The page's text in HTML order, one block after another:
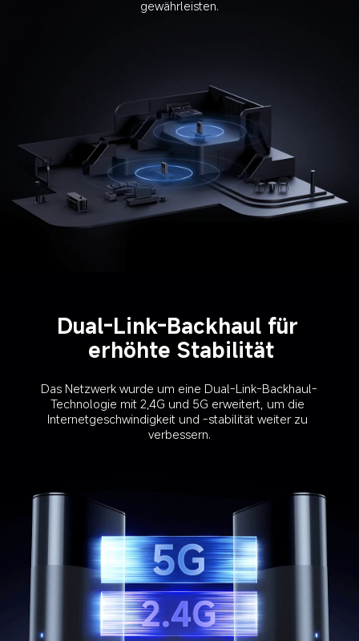
Dual-Link-Backhaul für
erhöhte Stabilität
Das Netzwerk wurde um eine Dual-Link-Backhaul-
Technologie mit 2,4G und 5G erweitert, um die
Internetgeschwindigkeit und -stabilität weiter zu
verbessern.